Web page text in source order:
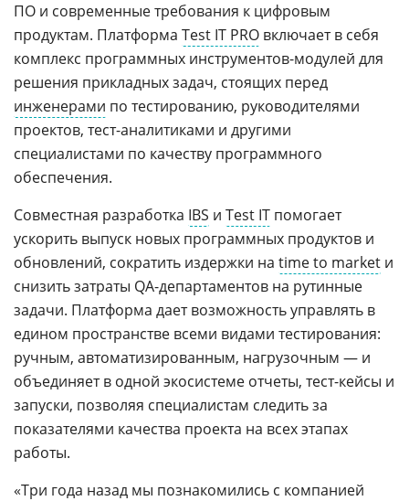
ПО и современные требования к цифровым
продуктам. Платформа Test IT PRO включает в себя
комплекс программных инструментов-модулей для
решения прикладных задач, стоящих перед
инженерами по тестированию, руководителями
проектов, тест-аналитиками и другими
специалистами по качеству программного
обеспечения.
Совместная разработка IBS и Test IT помогает
ускорить выпуск новых программных продуктов и
обновлений, сократить издержки на time to market и
снизить затраты QA-департаментов на рутинные
задачи. Платформа дает возможность управлять в
едином пространстве всеми видами тестирования:
ручным, автоматизированным, нагрузочным — и
объединяет в одной экосистеме отчеты, тест-кейсы и
запуски, позволяя специалистам следить за
показателями качества проекта на всех этапах
работы.
«Три года назад мы познакомились с компанией